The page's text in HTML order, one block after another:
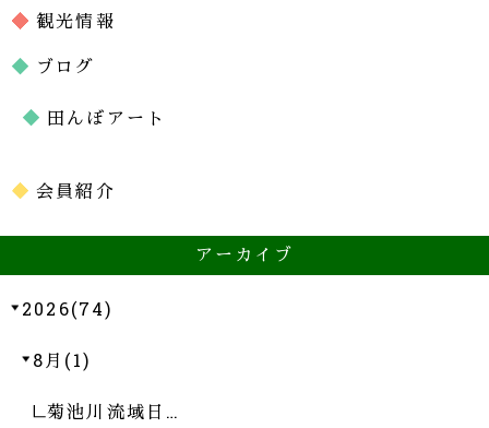
観光情報
ブログ
田んぼアート
会員紹介
アーカイブ
2026(74)
8月(1)
菊池川流域日…